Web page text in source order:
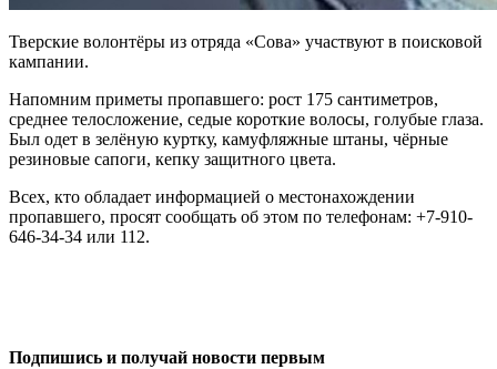
Тверские волонтёры из отряда «Сова» участвуют в поисковой
кампании.
Напомним приметы пропавшего: рост 175 сантиметров,
среднее телосложение, седые короткие волосы, голубые глаза.
Был одет в зелёную куртку, камуфляжные штаны, чёрные
резиновые сапоги, кепку защитного цвета.
Всех, кто обладает информацией о местонахождении
пропавшего, просят сообщать об этом по телефонам: +7-910-
646-34-34 или 112.
Подпишись и получай новости первым